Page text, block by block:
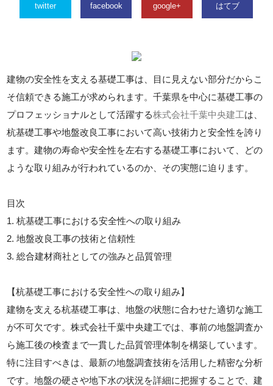
twitter facebook google+ はてブ
建物の安全性を支える基礎工事は、目に見えない部分だからこ
そ信頼できる施工が求められます。千葉県を中心に基礎工事の
プロフェッショナルとして活躍する株式会社千葉中央建工は、
杭基礎工事や地盤改良工事において高い技術力と安全性を誇り
ます。建物の寿命や安全性を左右する基礎工事において、どの
ような取り組みが行われているのか、その実態に迫ります。
目次
1. 杭基礎工事における安全性への取り組み
2. 地盤改良工事の技術と信頼性
3. 総合建材商社としての強みと品質管理
【杭基礎工事における安全性への取り組み】
建物を支える杭基礎工事は、地盤の状態に合わせた適切な施工
が不可欠です。株式会社千葉中央建工では、事前の地盤調査か
ら施工後の検査まで一貫した品質管理体制を構築しています。
特に注目すべきは、最新の地盤調査技術を活用した精密な分析
です。地盤の硬さや地下水の状況を詳細に把握することで、建